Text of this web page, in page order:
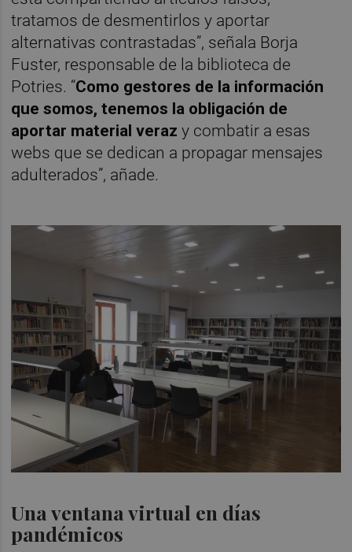
tratamos de desmentirlos y aportar
alternativas contrastadas”, señala Borja
Fuster, responsable de la biblioteca de
Potries. “Como gestores de la información
que somos, tenemos la obligación de
aportar material veraz y combatir a esas
webs que se dedican a propagar mensajes
adulterados”, añade.
Una ventana virtual en días
pandémicos